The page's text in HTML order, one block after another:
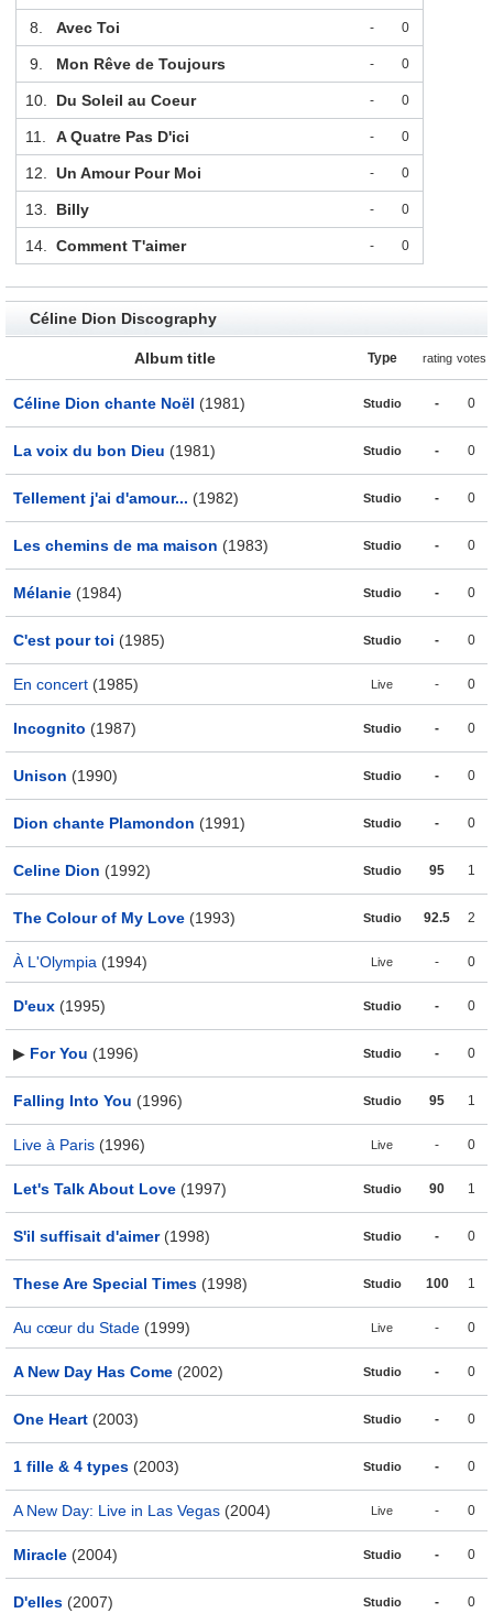
8. Avec Toi - 0
9. Mon Rêve de Toujours - 0
10. Du Soleil au Coeur - 0
11. A Quatre Pas D'ici - 0
12. Un Amour Pour Moi - 0
13. Billy - 0
14. Comment T'aimer - 0
Céline Dion Discography
Album title Type rating votes
Céline Dion chante Noël (1981) Studio - 0
La voix du bon Dieu (1981) Studio - 0
Tellement j'ai d'amour... (1982) Studio - 0
Les chemins de ma maison (1983) Studio - 0
Mélanie (1984) Studio - 0
C'est pour toi (1985) Studio - 0
En concert (1985) Live - 0
Incognito (1987) Studio - 0
Unison (1990) Studio - 0
Dion chante Plamondon (1991) Studio - 0
Celine Dion (1992) Studio 95 1
The Colour of My Love (1993) Studio 92.5 2
À L'Olympia (1994) Live - 0
D'eux (1995) Studio - 0
▶ For You (1996) Studio - 0
Falling Into You (1996) Studio 95 1
Live à Paris (1996) Live - 0
Let's Talk About Love (1997) Studio 90 1
S'il suffisait d'aimer(1998) Studio - 0
These Are Special Times (1998) Studio 100 1
Au cœur du Stade (1999) Live - 0
A New Day Has Come (2002) Studio - 0
One Heart (2003) Studio - 0
1 fille & 4 types (2003) Studio - 0
A New Day: Live in Las Vegas (2004) Live - 0
Miracle (2004) Studio - 0
D'elles (2007) Studio - 0